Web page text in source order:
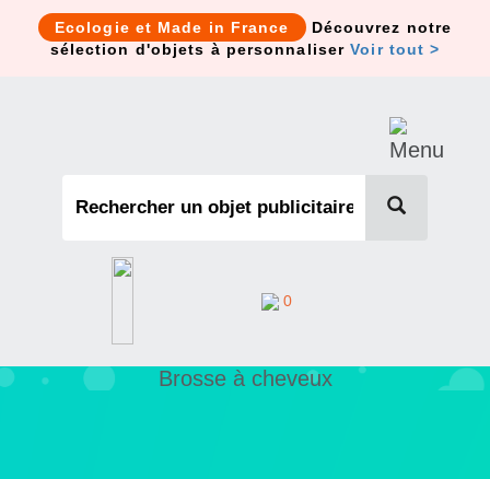
Ecologie et Made in France
Découvrez notre
sélection d'objets à personnaliserVoir tout >
0
Brosse à cheveux
Cookies management panel